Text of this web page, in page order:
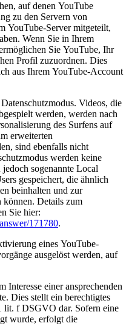
auf denen YouTube
zu den Servern von
YouTube-Server mitgeteilt,
Wenn Sie in Ihrem
Sie YouTube, Ihr
Profil zuzuordnen. Dies
aus Ihrem YouTube-Account
Videos, die
werden, werden nach
des Surfens auf
erweiterten
sind ebenfalls nicht
werden keine
jedoch sogenannte Local
gespeichert, die ähnlich
beinhalten und zur
können. Details zum
Sie hier:
171780.
eines YouTube-
ausgelöst werden, auf
einer ansprechenden
Dies stellt ein berechtigtes
lit. f DSGVO dar. Sofern eine
wurde, erfolgt die